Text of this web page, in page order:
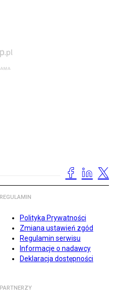
REGULAMIN
Polityka Prywatności
Zmiana ustawień zgód
Regulamin serwisu
Informacje o nadawcy
Deklaracja dostępności
PARTNERZY